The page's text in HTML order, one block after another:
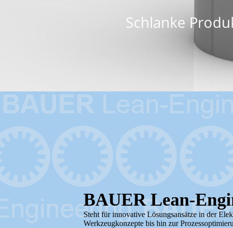
Schlanke
BAUER Lean-
Steht für innovative Lösungsansätze in der
Werkzeugkonzepte bis hin zur